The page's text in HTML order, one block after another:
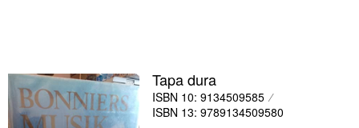
Arte y coleccionismo
Vendedores
Tapa dura
ISBN 10: 9134509585
ISBN 13: 9789134509580